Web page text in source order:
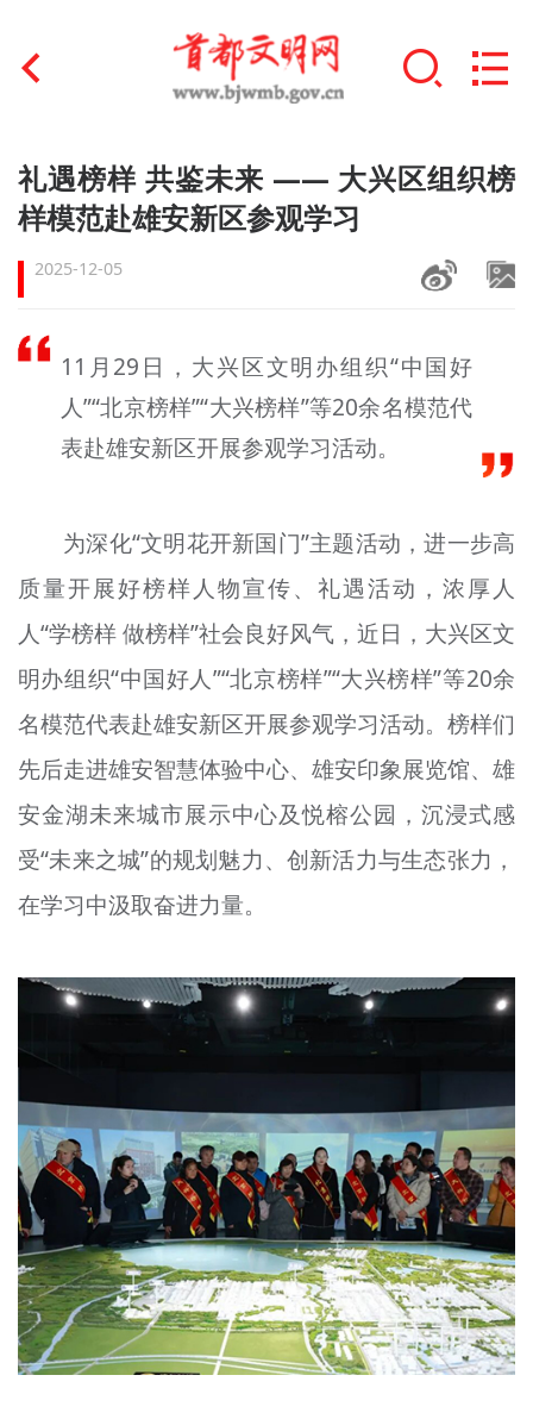
首页
文明创建
文明实践
文明培育
未成年人思想道德建设
榜样人物
+
文明评论
北京宣传文化引导基金
宣传思想文化人才
专题
资料库
+
礼遇榜样 共鉴未来 —— 大兴区组织榜
样模范赴雄安新区参观学习
2025-12-05
11月29日，大兴区文明办组织“中国好
人”“北京榜样”“大兴榜样”等20余名模范代
表赴雄安新区开展参观学习活动。
为深化“文明花开新国门”主题活动，进一步高
质量开展好榜样人物宣传、礼遇活动，浓厚人
人“学榜样 做榜样”社会良好风气，近日，大兴区文
明办组织“中国好人”“北京榜样”“大兴榜样”等20余
名模范代表赴雄安新区开展参观学习活动。榜样们
先后走进雄安智慧体验中心、雄安印象展览馆、雄
安金湖未来城市展示中心及悦榕公园，沉浸式感
受“未来之城”的规划魅力、创新活力与生态张力，
在学习中汲取奋进力量。